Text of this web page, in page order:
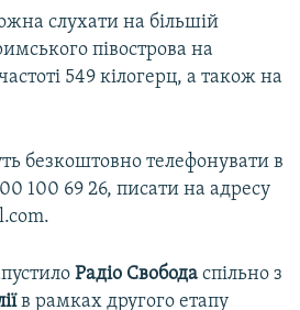
слухати на більшій
півострова на
549 кілогерц, а також на
безкоштовно телефонувати в
100 69 26, писати на адресу
Радіо Свобода спільно з
в рамках другого етапу